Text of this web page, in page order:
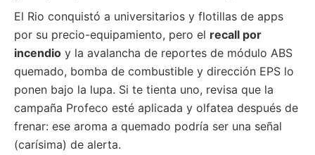
El Rio conquistó a universitarios y flotillas de apps
por su precio-equipamiento, pero el recall por
incendio y la avalancha de reportes de módulo ABS
quemado, bomba de combustible y dirección EPS lo
ponen bajo la lupa. Si te tienta uno, revisa que la
campaña Profeco esté aplicada y olfatea después de
frenar: ese aroma a quemado podría ser una señal
(carísima) de alerta.